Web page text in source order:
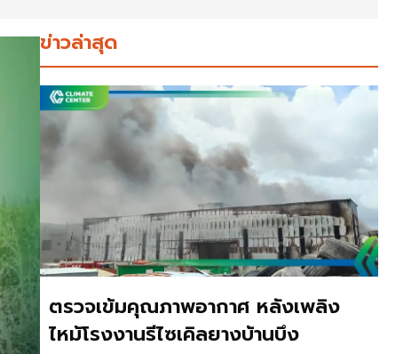
ข่าวล่าสุด
ตรวจเข้มคุณภาพอากาศ หลังเพลิง
ไหม้โรงงานรีไซเคิลยางบ้านบึง